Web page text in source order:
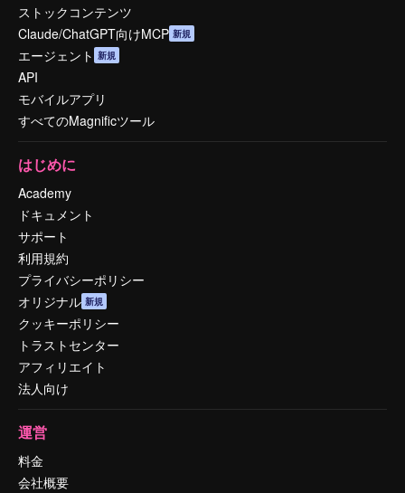
ストックコンテンツ
Claude/ChatGPT向けMCP 新規
エージェント 新規
API
モバイルアプリ
すべてのMagnificツール
はじめに
Academy
ドキュメント
サポート
利用規約
プライバシーポリシー
オリジナル 新規
クッキーポリシー
トラストセンター
アフィリエイト
法人向け
運営
料金
会社概要